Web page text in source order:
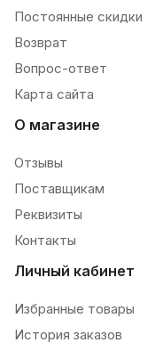
Постоянные скидки
Возврат
Вопрос-ответ
Карта сайта
О магазине
Отзывы
Поставщикам
Реквизиты
Контакты
Личный кабинет
Избранные товары
История заказов